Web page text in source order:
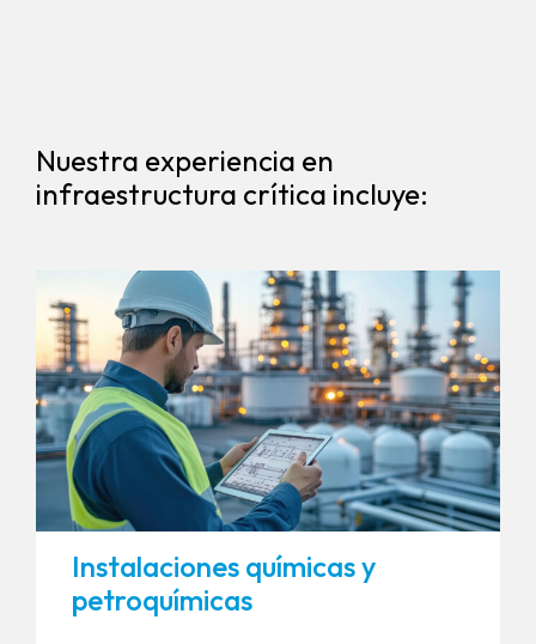
Nuestra experiencia en
infraestructura crítica incluye:
Instalaciones químicas y
petroquímicas